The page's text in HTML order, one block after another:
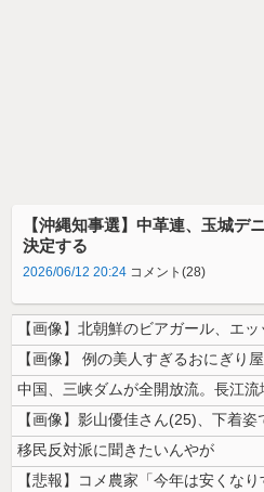
【沖縄知事選】中革連、玉城デ
決定する
2026/06/12 20:24 コメント(28)
中国、三峡ダムが全開放流。長江
【画像】影山優佳さん(25)、下着
移民反対派に聞きたいんやが